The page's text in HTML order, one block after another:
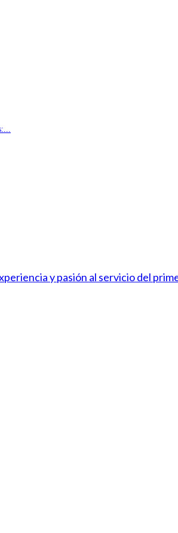
y pasión al servicio del